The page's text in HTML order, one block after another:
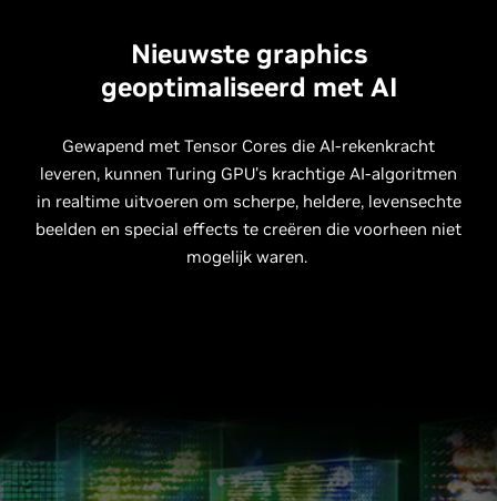
Nieuwste graphics
geoptimaliseerd met AI
Gewapend met Tensor Cores die AI-rekenkracht
leveren, kunnen Turing GPU's krachtige AI-algoritmen
in realtime uitvoeren om scherpe, heldere, levensechte
beelden en special effects te creëren die voorheen niet
mogelijk waren.